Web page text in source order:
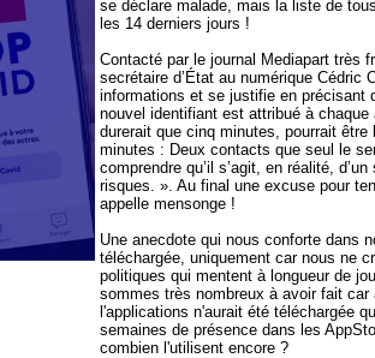
se déclare malade, mais la liste de
les 14 derniers jours !
Contacté par le journal Mediapart très
secrétaire d’État au numérique Cédric
informations et se justifie en précisant
nouvel identifiant est attribué à
durerait que cinq minutes, pourrait être
minutes : Deux contacts que seul le
comprendre qu’il s’agit, en réalité,
risques. ». Au final une excuse pour
appelle mensonge !
Une anecdote qui nous conforte dans
téléchargée, uniquement car nous ne
politiques qui mentent à longueur de
sommes très nombreux à avoir fait car
l'applications n'aurait été téléchargée
semaines de présence dans les
combien l'utilisent encore ?